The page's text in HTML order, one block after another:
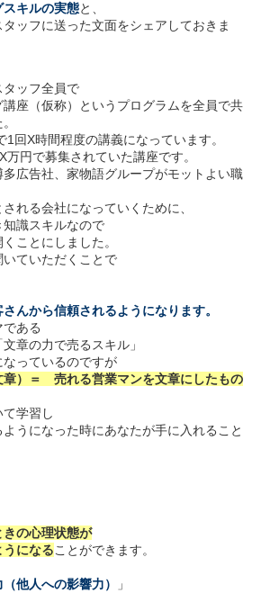
スキルの実態と、
ッフに送った文面をシェアしておきま
タッフ全員で
座（仮称）というプログラムを全員で共
回X時間程度の講義になっています。
円で募集されていた講座です。
広告社、家物語グループがモットよい職
れる会社になっていくために、
識スキルなので
ことにしました。
ていただくことで
んから信頼されるようになります。
ある
章の力で売るスキル」
っているのですが
章）＝ 売れる営業マンを文章にしたもの
学習し
うになった時にあなたが手に入れること
きの心理状態が
になることができます。
他人への影響力）
」